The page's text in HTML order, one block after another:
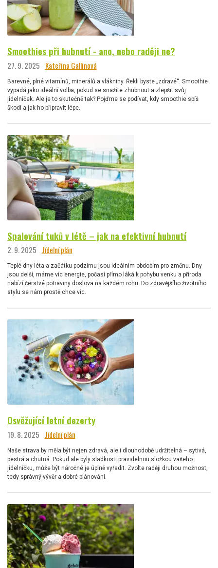
Smoothies při hubnutí - ano, nebo raději ne?
27. 9. 2025 Kateřina Gallinová
Barevné, plné vitamínů, minerálů a vlákniny. Řekli byste „zdravé“. Smoothie
vypadá jako ideální volba, pokud se snažíte zhubnout a zlepšit svůj
jídelníček. Ale je to skutečně tak? Pojďme se podívat, kdy smoothie spíš
škodí a jak ho připravit lépe.
Spalování tuků v létě – jak na efektivní hubnutí
2. 9. 2025 Jídelní plán
Teplé dny léta a začátku podzimu jsou ideálním obdobím pro změnu. Dny
jsou delší, máme víc energie, počasí přímo láká k pohybu venku a příroda
nabízí čerstvé potraviny doslova na každém rohu. Do zdravějšího životního
stylu se nám prostě chce víc.
Osvěžující letní dezerty
19. 8. 2025 Jídelní plán
Naše strava by měla být nejen zdravá, ale i dlouhodobě udržitelná – sytivá,
pestrá a chutná. Pokud ale byly sladkosti pravidelnou složkou vašeho
jídelníčku, může být náročné je úplně vyřadit. Zvolte raději druhou možnost,
tedy správný vývěr a dobré plánování.